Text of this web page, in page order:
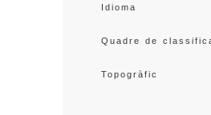
Idioma
Quadre de
Topogràfic